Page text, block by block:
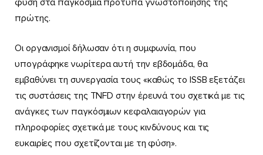
πρώτης.
Οι οργανισμοί δήλωσαν ότι η συμφωνία, που
υπογράφηκε νωρίτερα αυτή την εβδομάδα, θα
εμβαθύνει τη συνεργασία τους «καθώς το ISSB εξετάζει
τις συστάσεις της TNFD στην έρευνά του σχετικά με τις
ανάγκες των παγκόσμιων κεφαλαιαγορών για
πληροφορίες σχετικά με τους κινδύνους και τις
ευκαιρίες που σχετίζονται με τη φύση».